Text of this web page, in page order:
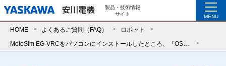
製品・技術情報
サイト
MENU
HOME よくあるご質問（FAQ） ロボット